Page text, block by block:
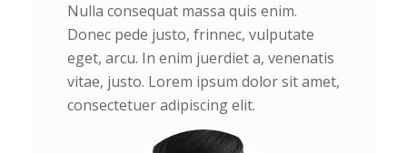
Nulla consequat massa quis enim.
Donec pede justo, frinnec, vulputate
eget, arcu. In enim juerdiet a, venenatis
vitae, justo. Lorem ipsum dolor sit amet,
consectetuer adipiscing elit.